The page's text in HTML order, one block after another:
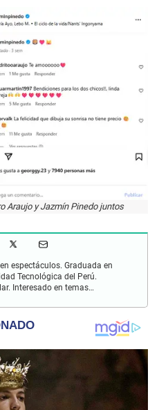
Araujo y Jazmín Pinedo juntos
espectáculos. Graduada en
Tecnológica del Perú.
Interesado en temas